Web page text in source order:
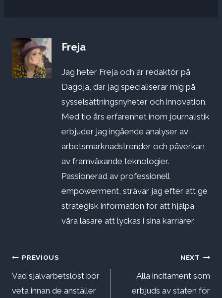
Freja
Jag heter Freja och är redaktör på
Dagoja, där jag specialiserar mig på
sysselsättningsnyheter och innovation.
Med tio års erfarenhet inom journalistik
erbjuder jag ingående analyser av
arbetsmarknadstrender och påverkan
av framväxande teknologier.
Passionerad av professionell
empowerment, strävar jag efter att ge
strategisk information för att hjälpa
våra läsare att lyckas i sina karriärer.
Inläggsnavigering
PREVIOUS
Vad självarbetslöst bör
veta innan de anställer
NEXT
Alla incitament som
erbjuds av staten för